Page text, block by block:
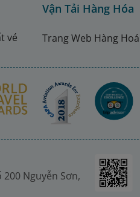
vé
Vận Tải Hàng Hóa
Trang Web Hàng Hoá
200 Nguyễn Sơn,